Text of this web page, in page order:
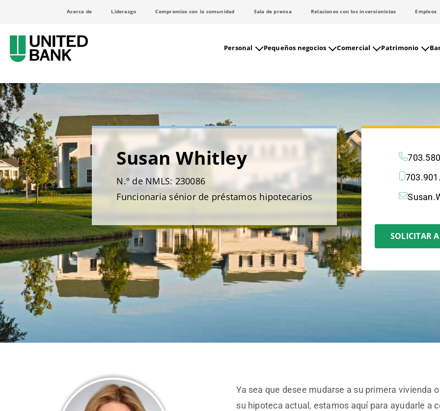
Acerca de Liderazgo Compromiso con la comunidad Sala de prensa Relaciones con los inversionistas Empleos
Personal Pequeños negocios Comercial Patrimonio
Susan Whitley
N.º de NMLS: 230086
Funcionaria sénior de préstamos hipotecarios
SOLICITAR
Ya sea que desee mudarse a su primera vivienda
su hipoteca actual, estamos aquí para ayudarle a